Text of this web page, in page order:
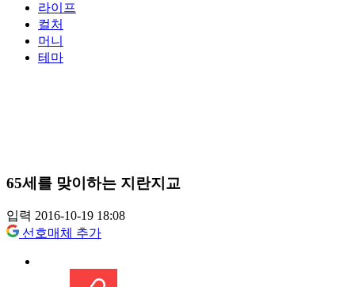
라이프
컬처
머니
테마
65세를 맞이하는 지란지교
입력 2016-10-19 18:08
선호매체 추가